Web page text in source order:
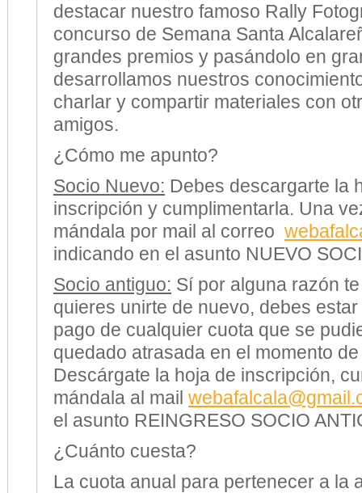
destacar nuestro famoso Rally
concurso de Semana Santa
grandes premios y pasándolo en
desarrollamos nuestros
charlar y compartir materiales con
amigos.
¿Cómo me apunto?
Socio Nuevo: Debes descargarte la
inscripción y cumplimentarla. Una
mándala por mail al correo web
indicando en el asunto NUEVO
Socio antiguo: Sí por alguna razón
quieres unirte de nuevo, debes
pago de cualquier cuota que se
quedado atrasada en el momento
Descárgate la hoja de inscripción,
mándala al mail webafalcala
el asunto REINGRESO SOCIO
¿Cuánto cuesta?
La cuota anual para pertenecer a la